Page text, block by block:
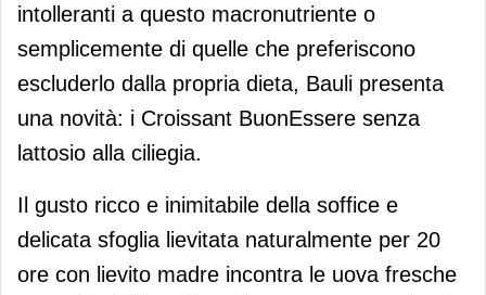
intolleranti a questo macronutriente o
semplicemente di quelle che preferiscono
escluderlo dalla propria dieta, Bauli presenta
una novità: i Croissant BuonEssere senza
lattosio alla ciliegia.
Il gusto ricco e inimitabile della soffice e
delicata sfoglia lievitata naturalmente per 20
ore con lievito madre incontra le uova fresche